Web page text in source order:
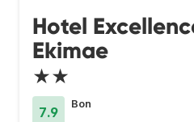
Hotel
Ekimae
★★
7.9
Bon